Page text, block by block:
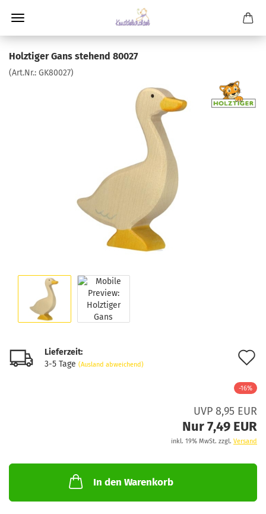
Holztiger Gans stehend 80027
(Art.Nr.: GK80027)
Lieferzeit:
3-5 Tage (Ausland abweichend)
-16%
UVP 8,95 EUR
Nur 7,49 EUR
inkl. 19% MwSt. zzgl. Versand
In den Warenkorb